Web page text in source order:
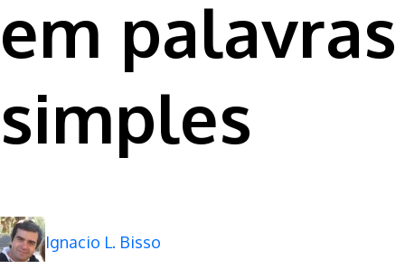
em palavras
simples
Ignacio L. Bisso